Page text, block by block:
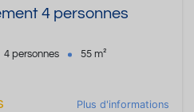
4 personnes
4 personnes 55 m²
Plus d'informations